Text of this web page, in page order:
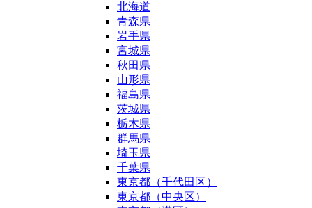
北海道
青森県
岩手県
宮城県
秋田県
山形県
福島県
茨城県
栃木県
群馬県
埼玉県
千葉県
東京都（千代田区）
東京都（中央区）